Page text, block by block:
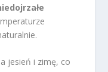
jesień i zimę, co